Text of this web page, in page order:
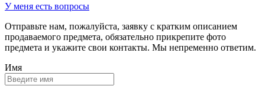
У меня есть вопросы
Отправьте нам, пожалуйста, заявку с кратким описанием
продаваемого предмета, обязательно прикрепите фото
предмета и укажите свои контакты. Мы непременно ответим.
Имя